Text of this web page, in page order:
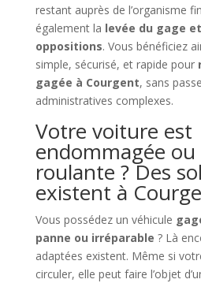
restant auprès de l’organisme
également la levée du gage
oppositions. Vous bénéficiez
simple, sécurisé, et rapide pour
gagée à Courgent, sans
administratives complexes.
Votre voiture est
endommagée
roulante ? Des
existent à
Vous possédez un véhicule
panne ou irréparable ? Là
adaptées existent. Même si
circuler, elle peut faire l’objet